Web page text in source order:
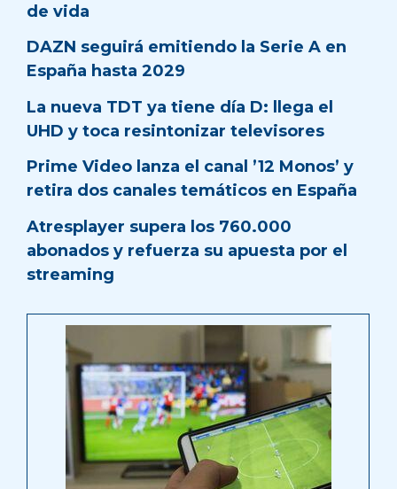
de vida
DAZN seguirá emitiendo la Serie A en
España hasta 2029
La nueva TDT ya tiene día D: llega el
UHD y toca resintonizar televisores
Prime Video lanza el canal ’12 Monos’ y
retira dos canales temáticos en España
Atresplayer supera los 760.000
abonados y refuerza su apuesta por el
streaming